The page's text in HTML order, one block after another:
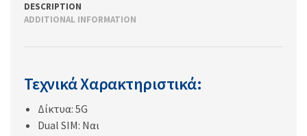
DESCRIPTION
ADDITIONAL INFORMATION
Τεχνικά Χαρακτηριστικά:
Δίκτυα: 5G
Dual SIM: Ναι